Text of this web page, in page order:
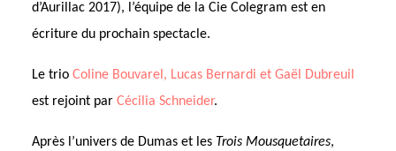
d’Aurillac 2017), l’équipe de la Cie Colegram est en
écriture du prochain spectacle.
Le trio Coline Bouvarel, Lucas Bernardi et Gaël Dubreuil
est rejoint par Cécilia Schneider.
Après l’univers de Dumas et les Trois Mousquetaires,